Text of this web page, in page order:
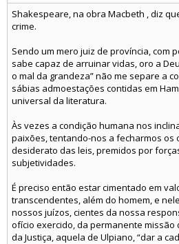
Shakespeare, na obra Macbeth , diz
crime.
Sendo um mero juiz de província, com
sabe capaz de arruinar vidas, oro a
o mal da grandeza” não me separe a
sábias admoestações contidas em
universal da literatura.
Às vezes a condição humana nos
paixões, tentando-nos a fecharmos os
desiderato das leis, premidos por
subjetividades.
É preciso então estar cimentado em
transcendentes, além do homem, e
nossos juízos, cientes da nossa
ofício exercido, da permanente missão
da Justiça, aquela de Ulpiano, “dar a